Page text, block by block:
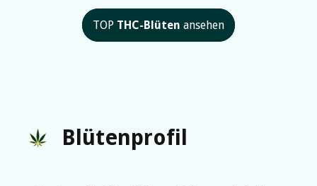
TOP THC-Blüten ansehen
Blütenprofil